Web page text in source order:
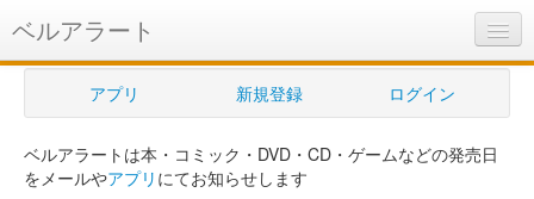
ベルアラート
ベルアラートとは
ヘルプ
新規登録
アプリ 新規登録 ログイン
ベルアラートは本・コミック・DVD・CD・ゲームなどの発売日
をメールやアプリ にてお知らせします